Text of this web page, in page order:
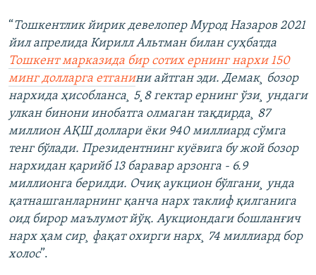
“Тошкентлик йирик девелопер Мурод Назаров 2021
йил апрелида Кирилл Альтман билан суҳбатда
Тошкент марказида бир сотих ернинг нархи 150
минг долларга етганини айтган эди. Демак¸ бозор
нархида ҳисобланса¸ 5¸8 гектар ернинг ўзи¸ ундаги
улкан бинони инобатга олмаган тақдирда¸ 87
миллион АҚШ доллари ëки 940 миллиард сўмга
тенг бўлади. Президентнинг куëвига бу жой бозор
нархидан қарийб 13 баравар арзонга - 6.9
миллионга берилди. Очиқ аукцион бўлгани¸ унда
қатнашганларнинг қанча нарх таклиф қилганига
оид бирор маълумот йўқ. Аукциондаги бошланғич
нарх ҳам сир¸ фақат охирги нарх¸ 74 миллиард бор
холос”.